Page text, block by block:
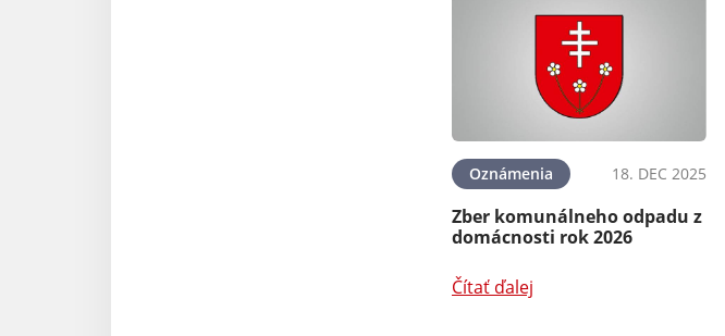
Oznámenia 18. DEC 2025
Zber komunálneho odpadu z
domácnosti rok 2026
Čítať ďalej